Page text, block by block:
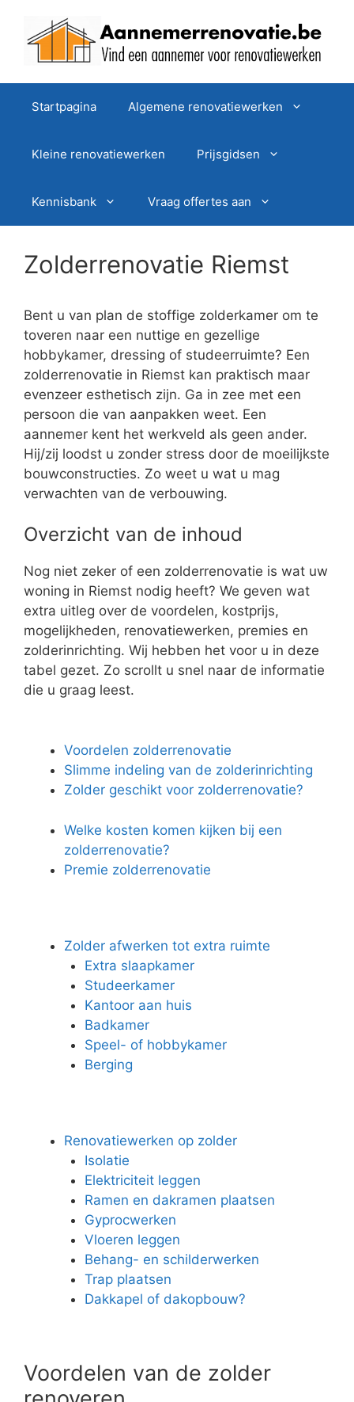
Startpagina Algemene renovatiewerken
Kleine renovatiewerken Prijsgidsen
Kennisbank Vraag offertes aan
Zolderrenovatie Riemst
Bent u van plan de stoffige zolderkamer om te
toveren naar een nuttige en gezellige
hobbykamer, dressing of studeerruimte? Een
zolderrenovatie in Riemst kan praktisch maar
evenzeer esthetisch zijn. Ga in zee met een
persoon die van aanpakken weet. Een
aannemer kent het werkveld als geen ander.
Hij/zij loodst u zonder stress door de moeilijkste
bouwconstructies. Zo weet u wat u mag
verwachten van de verbouwing.
Overzicht van de inhoud
Nog niet zeker of een zolderrenovatie is wat uw
woning in Riemst nodig heeft? We geven wat
extra uitleg over de voordelen, kostprijs,
mogelijkheden, renovatiewerken, premies en
zolderinrichting. Wij hebben het voor u in deze
tabel gezet. Zo scrollt u snel naar de informatie
die u graag leest.
Voordelen zolderrenovatie
Slimme indeling van de zolderinrichting
Zolder geschikt voor zolderrenovatie?
Welke kosten komen kijken bij een
zolderrenovatie?
Premie zolderrenovatie
Zolder afwerken tot extra ruimte
Extra slaapkamer
Studeerkamer
Kantoor aan huis
Badkamer
Speel- of hobbykamer
Berging
Renovatiewerken op zolder
Isolatie
Elektriciteit leggen
Ramen en dakramen plaatsen
Gyprocwerken
Vloeren leggen
Behang- en schilderwerken
Trap plaatsen
Dakkapel of dakopbouw?
Voordelen van de zolder